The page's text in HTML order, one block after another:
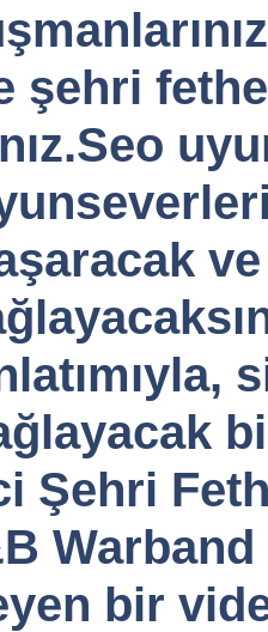
şehri
Şehri
Warband
bir